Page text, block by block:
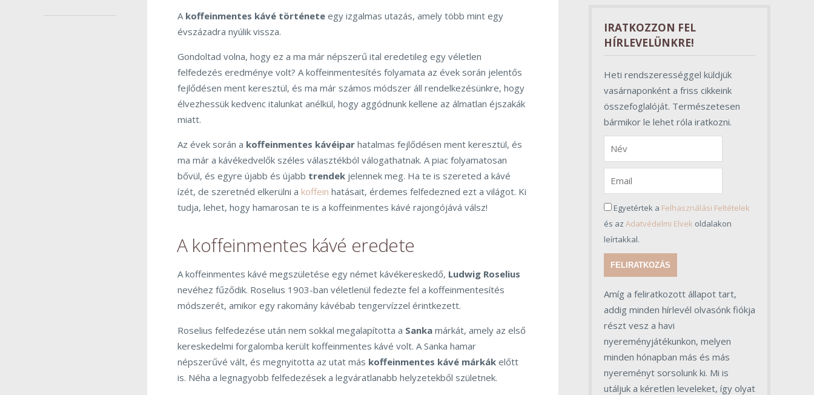
A koffeinmentes kávé története egy izgalmas utazás, amely több mint egy
évszázadra nyúlik vissza.
Gondoltad volna, hogy ez a ma már népszerű ital eredetileg egy véletlen
felfedezés eredménye volt? A koffeinmentesítés folyamata az évek során jelentős
fejlődésen ment keresztül, és ma már számos módszer áll rendelkezésünkre, hogy
élvezhessük kedvenc italunkat anélkül, hogy aggódnunk kellene az álmatlan éjszakák
miatt.
Az évek során a koffeinmentes kávéipar hatalmas fejlődésen ment keresztül, és
ma már a kávékedvelők széles választékból válogathatnak. A piac folyamatosan
bővül, és egyre újabb és újabb trendek jelennek meg. Ha te is szereted a kávé
ízét, de szeretnéd elkerülni a koffein hatásait, érdemes felfedezned ezt a világot. Ki
tudja, lehet, hogy hamarosan te is a koffeinmentes kávé rajongójává válsz!
A koffeinmentes kávé eredete
A koffeinmentes kávé megszületése egy német kávékereskedő, Ludwig Roselius
nevéhez fűződik. Roselius 1903-ban véletlenül fedezte fel a koffeinmentesítés
módszerét, amikor egy rakomány kávébab tengervízzel érintkezett.
Roselius felfedezése után nem sokkal megalapította a Sanka márkát, amely az első
kereskedelmi forgalomba került koffeinmentes kávé volt. A Sanka hamar
népszerűvé vált, és megnyitotta az utat más koffeinmentes kávé márkák előtt
is. Néha a legnagyobb felfedezések a legváratlanabb helyzetekből születnek.
IRATKOZZON FEL
HÍRLEVELÜNKRE!
Heti rendszerességgel küldjük
vasárnaponként a friss cikkeink
összefoglalóját. Természetesen
bármikor le lehet róla iratkozni.
Egyetértek a Felhasználási Feltételek
és az Adatvédelmi Elvek oldalakon
leírtakkal.
FELIRATKOZÁS
Amíg a feliratkozott állapot tart,
addig minden hírlevél olvasónk fiókja
részt vesz a havi
nyereményjátékunkon, melyen
minden hónapban más és más
nyereményt sorsolunk ki. Mi is
utáljuk a kéretlen leveleket, így olyat